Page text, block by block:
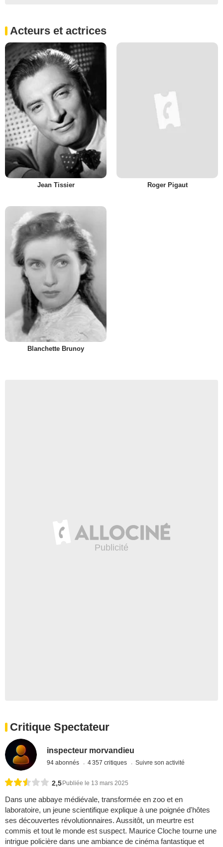
Acteurs et actrices
Jean Tissier Roger Pigaut
Blanchette Brunoy
Critique Spectateur
inspecteur morvandieu
94 abonnés 4 357 critiques Suivre son activité
2,5 Publiée le 13 mars 2025
Dans une abbaye médiévale, transformée en zoo et en
laboratoire, un jeune scientifique explique à une poignée d'hôtes
ses découvertes révolutionnaires. Aussitôt, un meurtre est
commis et tout le monde est suspect. Maurice Cloche tourne une
intrigue policière dans une ambiance de cinéma fantastique et